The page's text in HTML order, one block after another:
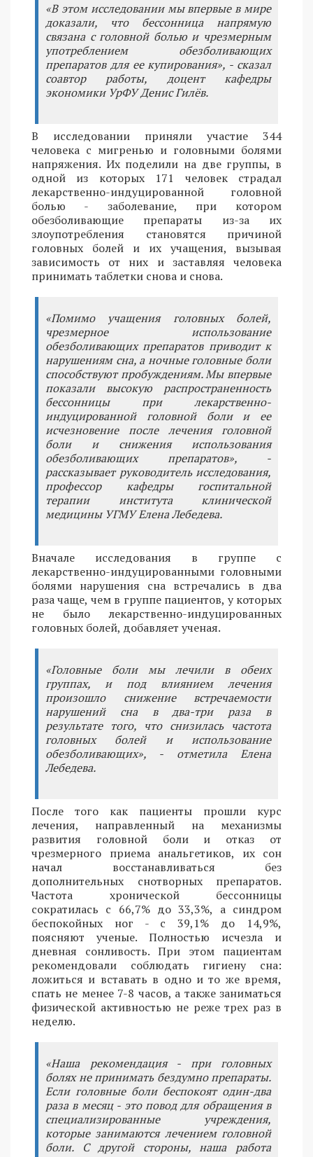
«В этом исследовании мы впервые в мире
доказали, что бессонница напрямую
связана с головной болью и чрезмерным
употреблением обезболивающих
препаратов для ее купирования», - сказал
соавтор работы, доцент кафедры
экономики УрФУ Денис Гилёв.
В исследовании приняли участие 344
человека с мигренью и головными болями
напряжения. Их поделили на две группы, в
одной из которых 171 человек страдал
лекарственно-индуцированной головной
болью - заболевание, при котором
обезболивающие препараты из-за их
злоупотребления становятся причиной
головных болей и их учащения, вызывая
зависимость от них и заставляя человека
принимать таблетки снова и снова.
«Помимо учащения головных болей,
чрезмерное использование
обезболивающих препаратов приводит к
нарушениям сна, а ночные головные боли
способствуют пробуждениям. Мы впервые
показали высокую распространенность
бессонницы при лекарственно-
индуцированной головной боли и ее
исчезновение после лечения головной
боли и снижения использования
обезболивающих препаратов», -
рассказывает руководитель исследования,
профессор кафедры госпитальной
терапии института клинической
медицины УГМУ Елена Лебедева.
Вначале исследования в группе с
лекарственно-индуцированными головными
болями нарушения сна встречались в два
раза чаще, чем в группе пациентов, у которых
не было лекарственно-индуцированных
головных болей, добавляет ученая.
«Головные боли мы лечили в обеих
группах, и под влиянием лечения
произошло снижение встречаемости
нарушений сна в два-три раза в
результате того, что снизилась частота
головных болей и использование
обезболивающих», - отметила Елена
Лебедева.
После того как пациенты прошли курс
лечения, направленный на механизмы
развития головной боли и отказ от
чрезмерного приема анальгетиков, их сон
начал восстанавливаться без
дополнительных снотворных препаратов.
Частота хронической бессонницы
сократилась с 66,7% до 33,3%, а синдром
беспокойных ног - с 39,1% до 14,9%,
поясняют ученые. Полностью исчезла и
дневная сонливость. При этом пациентам
рекомендовали соблюдать гигиену сна:
ложиться и вставать в одно и то же время,
спать не менее 7-8 часов, а также заниматься
физической активностью не реже трех раз в
неделю.
«Наша рекомендация - при головных
болях не принимать бездумно препараты.
Если головные боли беспокоят один-два
раза в месяц - это повод для обращения в
специализированные учреждения,
которые занимаются лечением головной
боли. С другой стороны, наша работа